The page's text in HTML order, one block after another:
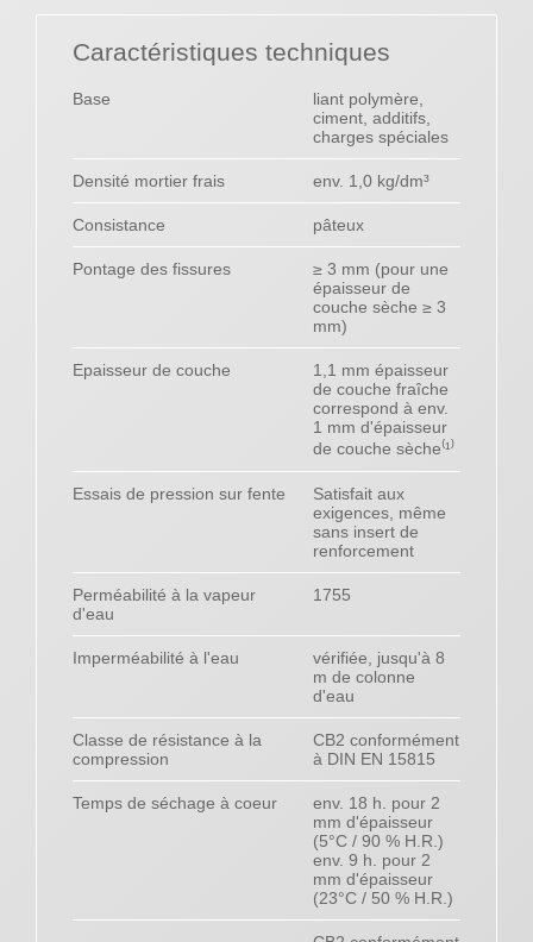
Caractéristiques techniques
Base
liant polymère,
ciment, additifs,
charges spéciales
Densité mortier frais env. 1,0 kg/dm³
Consistance pâteux
Pontage des fissures
≥ 3 mm (pour une
épaisseur de
couche sèche ≥ 3
mm)
Epaisseur de couche
1,1 mm épaisseur
de couche fraîche
correspond à env.
1 mm d'épaisseur
de couche sèche⁽¹⁾
Essais de pression sur fente
Satisfait aux
exigences, même
sans insert de
renforcement
Perméabilité à la vapeur
d'eau
1755
Imperméabilité à l'eau
vérifiée, jusqu'à 8
m de colonne
d'eau
Classe de résistance à la
compression
CB2 conformément
à DIN EN 15815
Temps de séchage à coeur
env. 18 h. pour 2
mm d'épaisseur
(5°C / 90 % H.R.)
env. 9 h. pour 2
mm d'épaisseur
(23°C / 50 % H.R.)